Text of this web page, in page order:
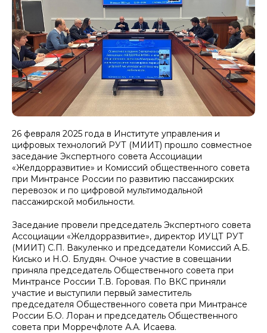
26 февраля 2025 года в Институте управления и
цифровых технологий РУТ (МИИТ) прошло совместное
заседание Экспертного совета Ассоциации
«Желдорразвитие» и Комиссий общественного совета
при Минтрансе России по развитию пассажирских
перевозок и по цифровой мультимодальной
пассажирской мобильности.
Заседание провели председатель Экспертного совета
Ассоциации «Желдорразвитие», директор ИУЦТ РУТ
(МИИТ) С.П. Вакуленко и председатели Комиссий А.Б.
Кисько и Н.О. Блудян. Очное участие в совещании
приняла председатель Общественного совета при
Минтрансе России Т.В. Горовая. По ВКС приняли
участие и выступили первый заместитель
председателя Общественного совета при Минтрансе
России Б.О. Лоран и председатель Общественного
совета при Морречфлоте А.А. Исаева.